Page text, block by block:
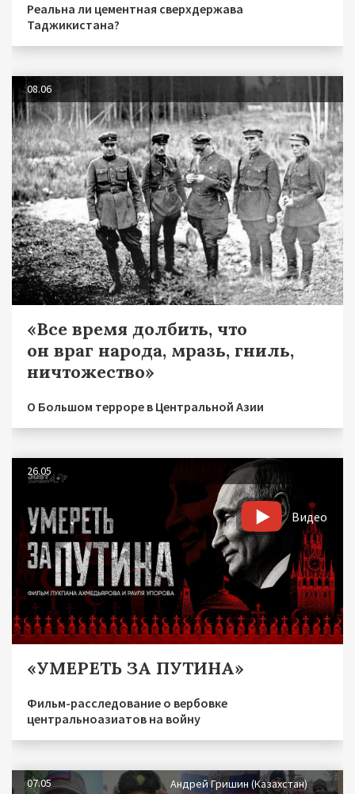
Реальна ли цементная сверхдержава
Таджикистана?
08.06
«Все время долбить, что
он враг народа, мразь, гниль,
ничтожество»
О Большом терроре в Центральной Азии
26.05
Видео
«УМЕРЕТЬ ЗА ПУТИНА»
Фильм-расследование о вербовке
центральноазиатов на войну
07.05 Андрей Гришин (Казахстан)